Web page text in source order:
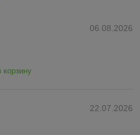
06.08.2026
22.07.2026